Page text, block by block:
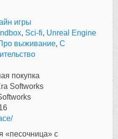
игры
, Sci-fi, Unreal Engine
выживание,С
покупка
Softworks
«песочница» с